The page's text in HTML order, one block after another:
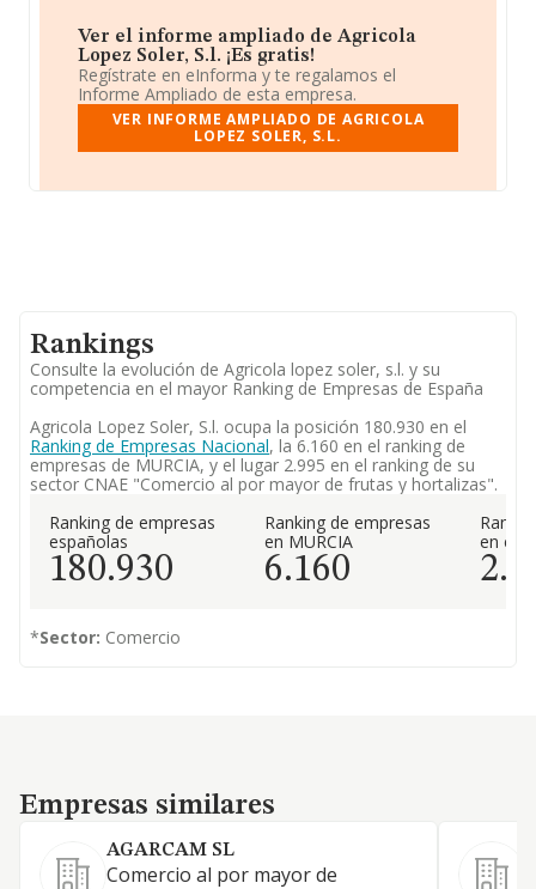
Ver el informe ampliado de Agricola
Lopez Soler, S.l. ¡Es gratis!
Regístrate en eInforma y te regalamos el
Informe Ampliado de esta empresa.
VER INFORME AMPLIADO DE AGRICOLA
LOPEZ SOLER, S.L.
Rankings
Consulte la evolución de Agricola lopez soler, s.l. y su
competencia en el mayor Ranking de Empresas de España
Agricola Lopez Soler, S.l. ocupa la posición 180.930 en el
Ranking de Empresas Nacional, la 6.160 en el ranking de
empresas de MURCIA, y el lugar 2.995 en el ranking de su
sector CNAE "Comercio al por mayor de frutas y hortalizas".
Ranking de empresas
españolas
180.930
Ranking de empresas
en MURCIA
6.160
en el
*Sector: Comercio
Empresas similares
Empresas similares
AGARCAM SL
Comercio al por mayor de